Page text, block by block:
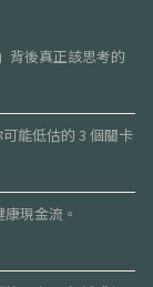
背後真正該思考的
能低估的 3 個關卡
現金流。